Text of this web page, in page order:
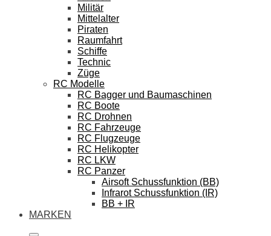
Militär
Mittelalter
Piraten
Raumfahrt
Schiffe
Technic
Züge
RC Modelle
RC Bagger und Baumaschinen
RC Boote
RC Drohnen
RC Fahrzeuge
RC Flugzeuge
RC Helikopter
RC LKW
RC Panzer
Airsoft Schussfunktion (BB)
Infrarot Schussfunktion (IR)
BB + IR
MARKEN